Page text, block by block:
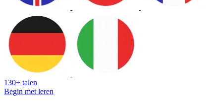
130+ talen
Begin met leren